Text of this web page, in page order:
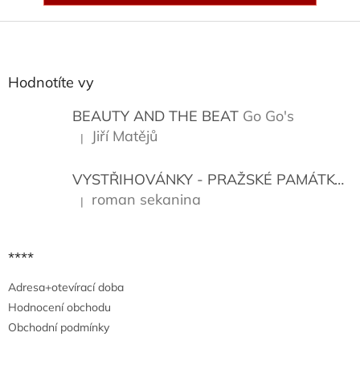
Hodnotíte vy
BEAUTY AND THE BEAT Go Go's
Hodnocení produktu je 5 z 5 hvězdiček.
| Jiří Matějů
VYSTŘIHOVÁNKY - PRAŽSKÉ PAMÁTKY
Hodnocení produktu je 5 z 5 hvězdiček.
| roman sekanina
****
Adresa+otevírací doba
Hodnocení obchodu
Obchodní podmínky